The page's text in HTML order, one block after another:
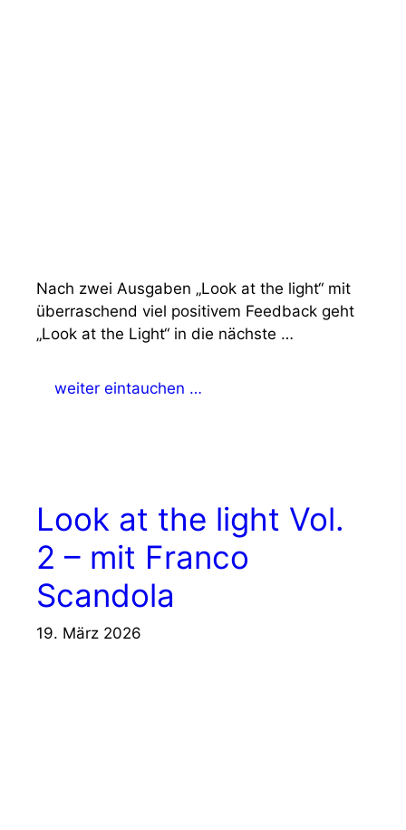
Nach zwei Ausgaben „Look at the light“ mit
überraschend viel positivem Feedback geht
„Look at the Light“ in die nächste …
weiter eintauchen …
Look at the light Vol.
2 – mit Franco
Scandola
19. März 2026